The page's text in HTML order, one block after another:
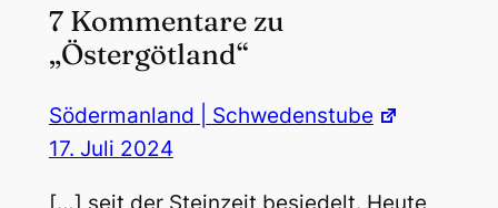
7 Kommentare zu
„Östergötland“
Södermanland | Schwedenstube
17. Juli 2024
[…] seit der Steinzeit besiedelt. Heute